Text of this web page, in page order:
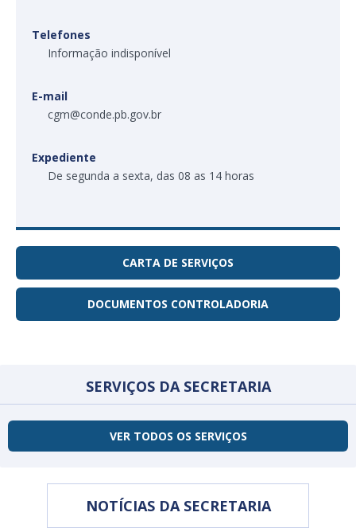
Telefones
Informação indisponível
E-mail
cgm@conde.pb.gov.br
Expediente
De segunda a sexta, das 08 as 14 horas
CARTA DE SERVIÇOS
DOCUMENTOS CONTROLADORIA
SERVIÇOS DA SECRETARIA
VER TODOS OS SERVIÇOS
NOTÍCIAS DA SECRETARIA